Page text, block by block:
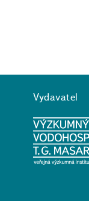
Vydavatel